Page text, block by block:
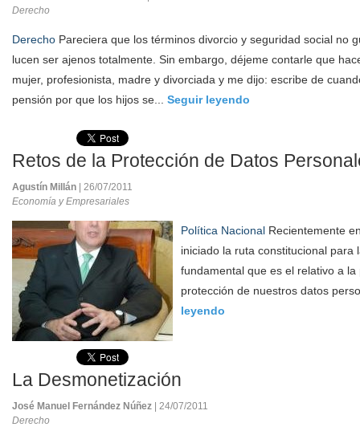
Derecho
Derecho Pareciera que los términos divorcio y seguridad social no
lucen ser ajenos totalmente. Sin embargo, déjeme contarle que
mujer, profesionista, madre y divorciada y me dijo: escribe de
pensión por que los hijos se... Seguir leyendo
Retos de la Protección de Datos
Agustín Millán
| 26/07/2011
Economía y Empresariales
Política Nacional Recientemente
iniciado la ruta constitucional para
fundamental que es el relativo a la
protección de nuestros datos
leyendo
La Desmonetización
José Manuel Fernández Núñez
| 24/07/2011
Derecho